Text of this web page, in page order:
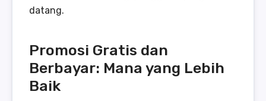
datang.
Promosi Gratis dan
Berbayar: Mana yang Lebih
Baik